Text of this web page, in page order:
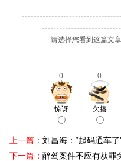
请选择您看到这篇文
0 0
惊讶 欠揍
上一篇： 刘昌海：“起码通车
下一篇： 醉驾案件不应有获罪